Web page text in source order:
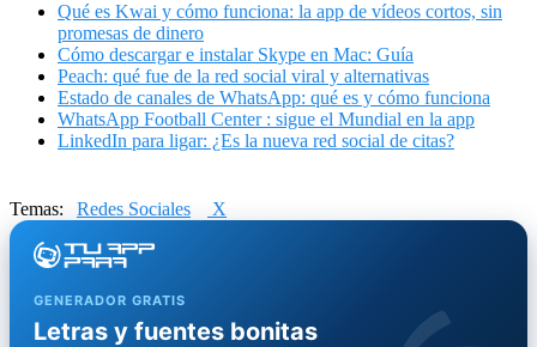
Qué es Kwai y cómo funciona: la app de vídeos cortos, sin
promesas de dinero
Cómo descargar e instalar Skype en Mac: Guía
Peach: qué fue de la red social viral y alternativas
Estado de canales de WhatsApp: qué es y cómo funciona
WhatsApp Football Center : sigue el Mundial en la app
LinkedIn para ligar: ¿Es la nueva red social de citas?
Temas: Redes Sociales X
GENERADOR GRATIS
Letras y fuentes bonitas